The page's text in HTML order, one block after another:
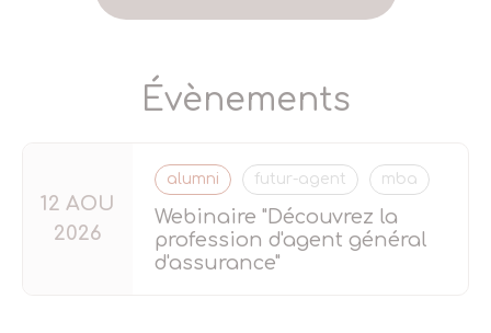
Évènements
12 AOU
2026
alumni futur-agent mba
Webinaire "Découvrez la
profession d'agent général
d'assurance"